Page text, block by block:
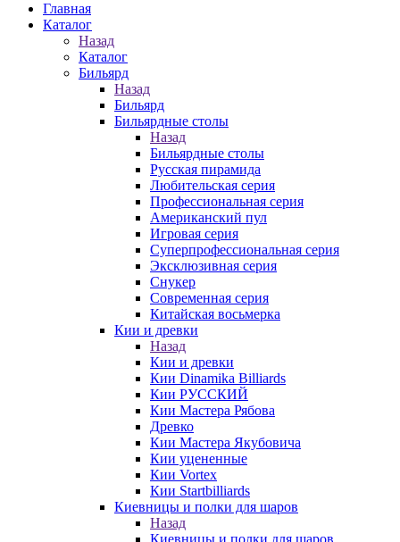
Главная
Каталог
Назад
Каталог
Бильярд
Назад
Бильярд
Бильярдные столы
Назад
Бильярдные столы
Русская пирамида
Любительская серия
Профессиональная серия
Американский пул
Игровая серия
Суперпрофессиональная серия
Эксклюзивная серия
Снукер
Современная серия
Китайская восьмерка
Кии и древки
Назад
Кии и древки
Кии Dinamika Billiards
Кии РУССКИЙ
Кии Мастера Рябова
Древко
Кии Мастера Якубовича
Кии уцененные
Кии Vortex
Кии Startbilliards
Киевницы и полки для шаров
Назад
Киевницы и полки для шаров